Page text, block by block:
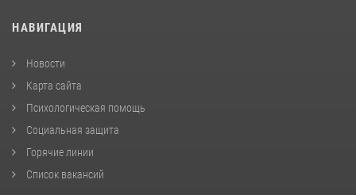
НАВИГАЦИЯ
Новости
Карта сайта
Психологическая помощь
Социальная защита
Горячие линии
Список вакансий